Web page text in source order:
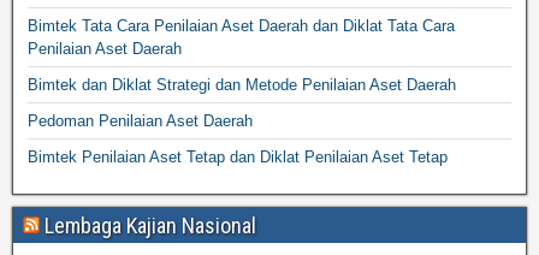
Bimtek Tata Cara Penilaian Aset Daerah dan Diklat Tata Cara
Penilaian Aset Daerah
Bimtek dan Diklat Strategi dan Metode Penilaian Aset Daerah
Pedoman Penilaian Aset Daerah
Bimtek Penilaian Aset Tetap dan Diklat Penilaian Aset Tetap
Lembaga Kajian Nasional